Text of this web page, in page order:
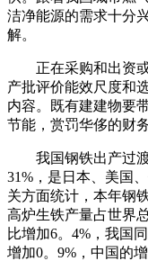
洁净能源的需求十分
解。
正在采购和出资或
产批评价能效尺度和
内容。既有建建物要
节能，赏罚华侈的财
我国钢铁出产过渡
31%，是日本、美国
关方面统计，本年钢
高炉生铁产量占世界
比增加6。4%，我国
增加0。9%，中国的